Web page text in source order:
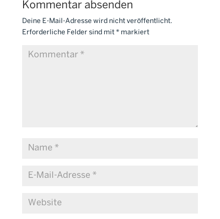
Kommentar absenden
Deine E-Mail-Adresse wird nicht veröffentlicht.
Erforderliche Felder sind mit *markiert